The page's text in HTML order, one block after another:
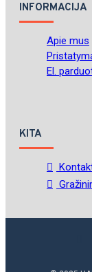
INFORMACIJA
Apie mus
El.
KITA